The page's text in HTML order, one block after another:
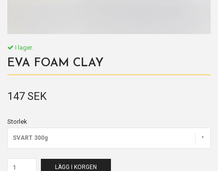
I lager.
EVA FOAM CLAY
147 SEK
Storlek
SVART 300g
LÄGG I KORGEN